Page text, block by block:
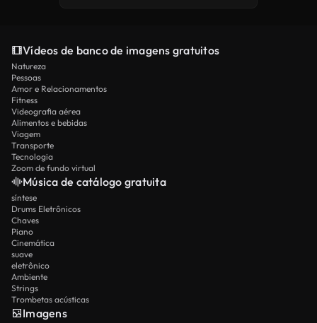
Vídeos de banco de imagens gratuitos
Natureza
Pessoas
Amor e Relacionamentos
Fitness
Videografia aérea
Alimentos e bebidas
Viagem
Transporte
Tecnologia
Zoom de fundo virtual
Música de catálogo gratuita
síntese
Drums Eletrônicos
Chaves
Piano
Cinemática
suave
eletrônico
Ambiente
Strings
Trombetas acústicas
Imagens